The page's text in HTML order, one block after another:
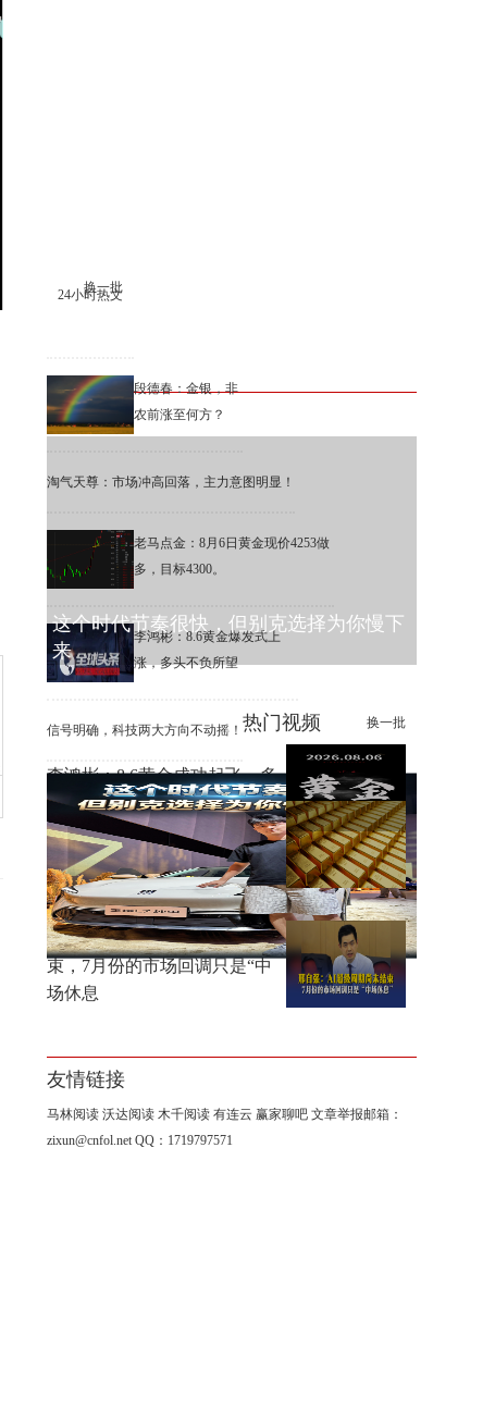
24小时热文
换一批
段德春：金银，非
农前涨至何方？
淘气天尊：市场冲高回落，主力意图明显！
老马点金：8月6日黄金现价4253做
多，目标4300。
李鸿彬：8.6黄金爆发式上
涨，多头不负所望
信号明确，科技两大方向不动摇！ 热门视频 换一批
这个时代节奏很快，但别克选择为你慢下
来
李鸿彬：8.6黄金成功起飞，多
头打响反攻战
黄金大涨，错过机会，总比低
位割肉强！
邢自强：AI超级周期尚未结
束，7月份的市场回调只是“中
场休息
友情链接
马林阅读 沃达阅读 木千阅读 有连云 赢家聊吧 文章举报邮箱：
zixun@cnfol.net QQ：1719797571